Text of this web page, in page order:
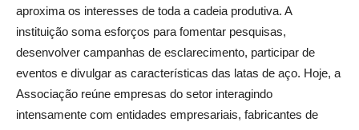
aproxima os interesses de toda a cadeia produtiva. A
instituição soma esforços para fomentar pesquisas,
desenvolver campanhas de esclarecimento, participar de
eventos e divulgar as características das latas de aço. Hoje, a
Associação reúne empresas do setor interagindo
intensamente com entidades empresariais, fabricantes de